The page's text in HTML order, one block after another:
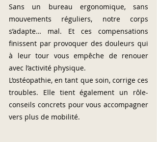
Sans un bureau ergonomique, sans
mouvements réguliers, notre corps
s’adapte… mal. Et ces compensations
finissent par provoquer des douleurs qui
à leur tour vous empêche de renouer
avec l’activité physique.
L’ostéopathie, en tant que soin, corrige ces
troubles. Elle tient également un rôle-
conseils concrets pour vous accompagner
vers plus de mobilité.